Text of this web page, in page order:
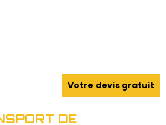
DE
Votre devis gratuit